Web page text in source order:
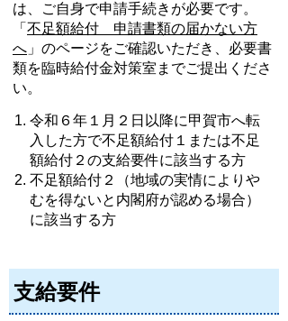
は、ご自身で申請手続きが必要です。
「 不足額給付 申請書類の届かない方
へ 」のページをご確認いただき、必要書
類を臨時給付金対策室までご提出くださ
い。
令和６年１月２日以降に甲賀市へ転
入した方で不足額給付１または不足
額給付２の支給要件に該当する方
不足額給付２（地域の実情によりや
むを得ないと内閣府が認める場合）
に該当する方
支給要件